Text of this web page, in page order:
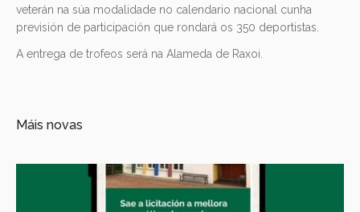
veterán na súa modalidade no calendario nacional cunha
previsión de participación que rondará os 350 deportistas.
A entrega de trofeos será na Alameda de Raxoi.
Máis novas